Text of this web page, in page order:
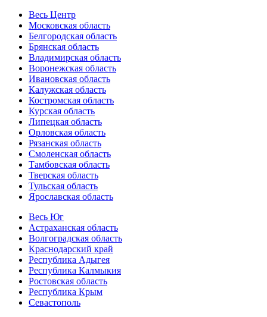
Весь Центр
Московская область
Белгородская область
Брянская область
Владимирская область
Воронежская область
Ивановская область
Калужская область
Костромская область
Курская область
Липецкая область
Орловская область
Рязанская область
Смоленская область
Тамбовская область
Тверская область
Тульская область
Ярославская область
Весь Юг
Астраханская область
Волгоградская область
Краснодарский край
Республика Адыгея
Республика Калмыкия
Ростовская область
Республика Крым
Севастополь